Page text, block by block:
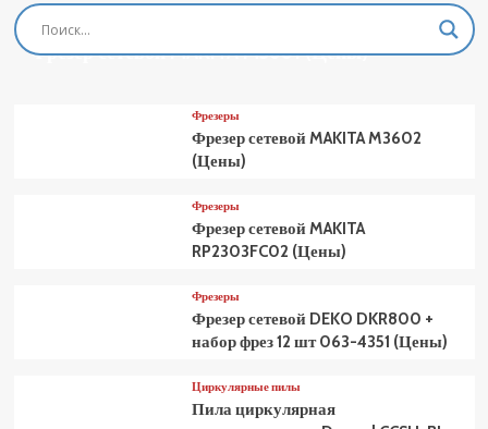
Фрезеры
Фрезер сетевой MAKITA M3601 (Цены)
Фрезеры
Фрезер сетевой MAKITA M3602
(Цены)
Фрезеры
Фрезер сетевой MAKITA
RP2303FC02 (Цены)
Фрезеры
Фрезер сетевой DEKO DKR800 +
набор фрез 12 шт 063-4351 (Цены)
Циркулярные пилы
Пила циркулярная